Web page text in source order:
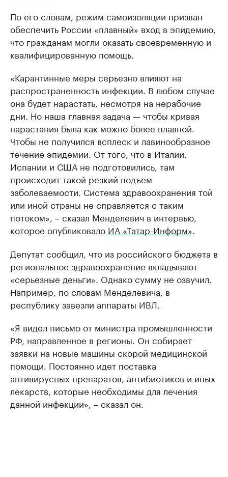
По его словам, режим самоизоляции призван
обеспечить России «плавный» вход в эпидемию,
что гражданам могли оказать своевременную и
квалифицированную помощь.
«Карантинные меры серьезно влияют на
распространенность инфекции. В любом случае
она будет нарастать, несмотря на нерабочие
дни. Но наша главная задача — чтобы кривая
нарастания была как можно более плавной.
Чтобы не получился всплеск и лавинообразное
течение эпидемии. От того, что в Италии,
Испании и США не подготовились, там
происходит такой резкий подъем
заболеваемости. Система здравоохранения той
или иной страны не справляется с таким
потоком», – сказал Менделевич в интервью,
которое опубликовало ИА «Татар-Информ»
Депутат сообщил, что из российского бюджета в
региональное здравоохранение вкладывают
«серьезные деньги». Однако сумму не озвучил.
Например, по словам Менделевича, в
республику завезли аппараты ИВЛ.
«Я видел письмо от министра промышленности
РФ, направленное в регионы. Он собирает
заявки на новые машины скорой медицинской
помощи. Постоянно идет поставка
антивирусных препаратов, антибиотиков и иных
лекарств, которые необходимы для лечения
данной инфекции», – сказал он.